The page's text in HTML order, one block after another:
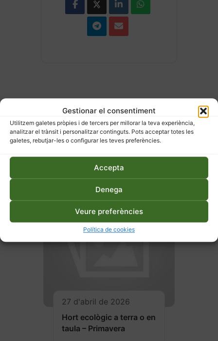
Gestionar el consentiment
Utilitzem galetes pròpies i de tercers per millorar la teva experiència,
analitzar el trànsit i personalitzar continguts. Pots acceptar totes les
galetes, rebutjar-les o configurar les teves preferències.
Accepta
Denega
Veure preferències
Política de cookies
ESDEVENIMENTS
RELACIONATS
27 d'abril de 2026
Hort ecològic a terra o en
taula – Primavera